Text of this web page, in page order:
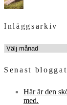
Inläggsarkiv
INLÄGGSARKIV
Senast bloggat
Här är den
med.